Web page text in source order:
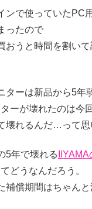
ンで使っていたPC
ったので
おうと時間を割い
ターは新品から5年
ーが壊れたのは今
壊れるんだ…って思
5年で壊れる
どうなんだろう。
補償期間はちゃん